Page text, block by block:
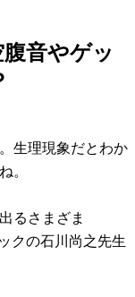
音やゲッ
生理現象だとわか
。
るさまざま
クの石川尚之先生